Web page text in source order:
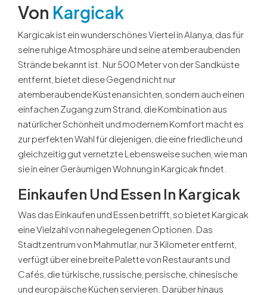
Von Kargicak
Kargicak ist ein wunderschönes Viertel in Alanya, das für
seine ruhige Atmosphäre und seine atemberaubenden
Strände bekannt ist. Nur 500 Meter von der Sandküste
entfernt, bietet diese Gegend nicht nur
atemberaubende Küstenansichten, sondern auch einen
einfachen Zugang zum Strand, die Kombination aus
natürlicher Schönheit und modernem Komfort macht es
zur perfekten Wahl für diejenigen, die eine friedliche und
gleichzeitig gut vernetzte Lebensweise suchen, wie man
sie in einer Geräumigen Wohnung in Kargicak findet.
Einkaufen Und Essen In Kargicak
Was das Einkaufen und Essen betrifft, so bietet Kargicak
eine Vielzahl von nahegelegenen Optionen. Das
Stadtzentrum von Mahmutlar, nur 3 Kilometer entfernt,
verfügt über eine breite Palette von Restaurants und
Cafés, die türkische, russische, persische, chinesische
und europäische Küchen servieren. Darüber hinaus